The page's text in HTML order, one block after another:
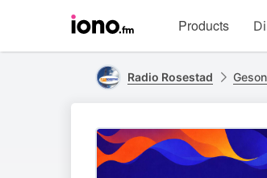
homepage
Products
Radio Rosestad